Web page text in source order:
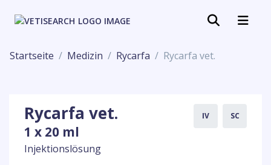
Startseite Medizin Rycarfa Rycarfa vet.
Rycarfa vet.
1 x 20 ml
Injektionslösung
IV SC